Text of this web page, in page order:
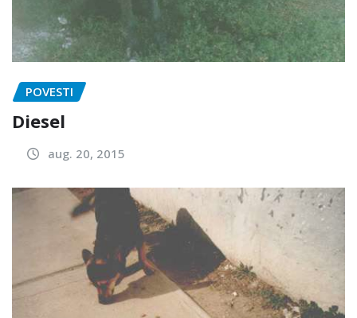
POVESTI
Diesel
aug. 20, 2015